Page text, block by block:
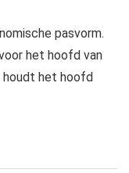
pasvorm.
het hoofd van
houdt het hoofd